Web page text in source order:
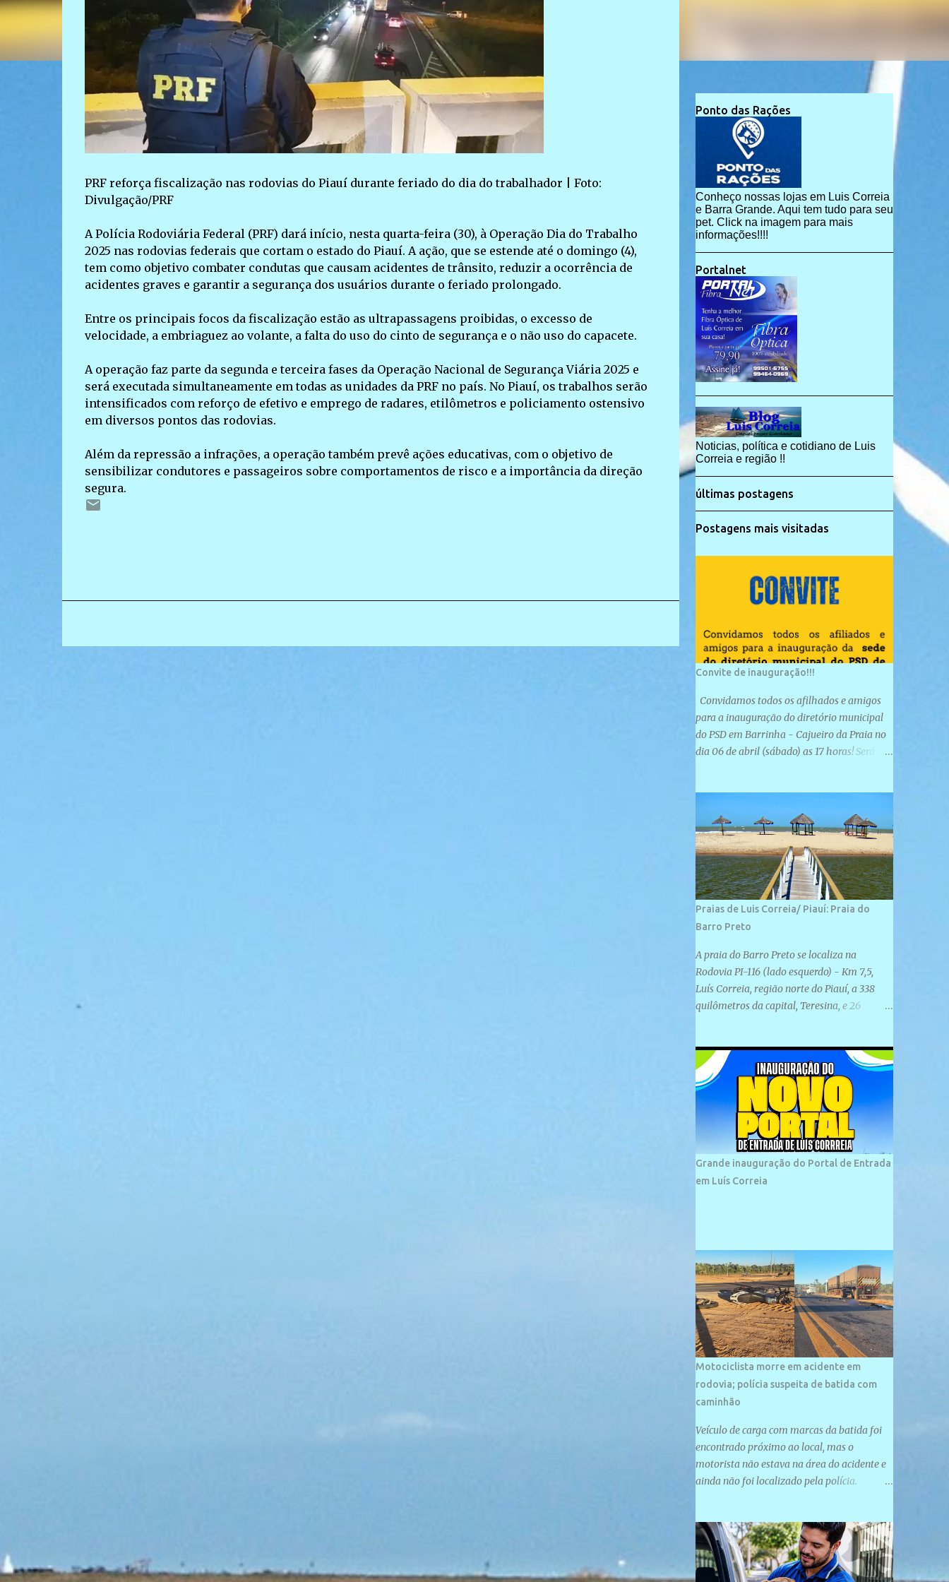
PRF reforça fiscalização nas rodovias do Piauí durante feriado do dia do trabalhador | Foto:
Divulgação/PRF
A Polícia Rodoviária Federal (PRF) dará início, nesta quarta-feira (30), à Operação Dia do Trabalho
2025 nas rodovias federais que cortam o estado do Piauí. A ação, que se estende até o domingo (4),
tem como objetivo combater condutas que causam acidentes de trânsito, reduzir a ocorrência de
acidentes graves e garantir a segurança dos usuários durante o feriado prolongado.
Entre os principais focos da fiscalização estão as ultrapassagens proibidas, o excesso de
velocidade, a embriaguez ao volante, a falta do uso do cinto de segurança e o não uso do capacete.
A operação faz parte da segunda e terceira fases da Operação Nacional de Segurança Viária 2025 e
será executada simultaneamente em todas as unidades da PRF no país. No Piauí, os trabalhos serão
intensificados com reforço de efetivo e emprego de radares, etilômetros e policiamento ostensivo
em diversos pontos das rodovias.
Além da repressão a infrações, a operação também prevê ações educativas, com o objetivo de
sensibilizar condutores e passageiros sobre comportamentos de risco e a importância da direção
segura.
Ponto das Rações
Conheço nossas lojas em Luis Correia
e Barra Grande. Aqui tem tudo para seu
pet. Click na imagem para mais
informações!!!!
Portalnet
Noticias, política e cotidiano de Luis
Correia e região !!
últimas postagens
Postagens mais visitadas
Convite de inauguração!!!
Convidamos todos os afilhados e amigos
para a inauguração do diretório municipal
do PSD em Barrinha - Cajueiro da Praia no
dia 06 de abril (sábado) as 17 horas! Será
localizada na Rua São José, 98 Barrinha -
Cajueiro da Praia.
Praias de Luis Correia/ Piauí: Praia do
Barro Preto
A praia do Barro Preto se localiza na
Rodovia PI-116 (lado esquerdo) - Km 7,5,
Luís Correia, região norte do Piauí, a 338
quilômetros da capital, Teresina, e 26
plana e retilínea na maior parte de sua
extensão, chegando a mais ou menos a 1,5
km de paisagens exuberantes. Possui ondas
suaves devido ao extensivo molhe de pedras
que não chegam a 2 metros de altura, não
apresentando dunas em seu espaço
geográfico. Não se sabe ao certo porque a
praia leva esse nome, e muitas das suas
vizinhos. O bairro onde se localiza a praia é
palco de amplos investimentos e projetos
grandiosos como hotéis, pousadas e
residências de veraneio de grande porte. O
maior empreendimento fixado nessa área é
o SESC Praia, inaugurado em 12 de julho de
1996. Com arquitetura moderna,...
Grande inauguração do Portal de Entrada
em Luís Correia
Motociclista morre em acidente em
rodovia; polícia suspeita de batida com
caminhão
Veículo de carga com marcas da batida foi
encontrado próximo ao local, mas o
motorista não estava na área do acidente e
ainda não foi localizado pela polícia.
Divulgação/PMPI João Pedro de Sousa
Santos morreu na manhã desta sexta-feira
(31) em um acidente na PI-247, na zona